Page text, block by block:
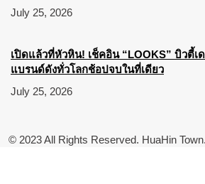
July 25, 2026
เปิดแล้วที่หัวหิน! เช็คอิน “LOOKS” บิวตี้เ
แบรนด์ดังทั่วโลกช้อปจบในที่เดียว
July 25, 2026
© 2023 All Rights Reserved. HuaHin Town.